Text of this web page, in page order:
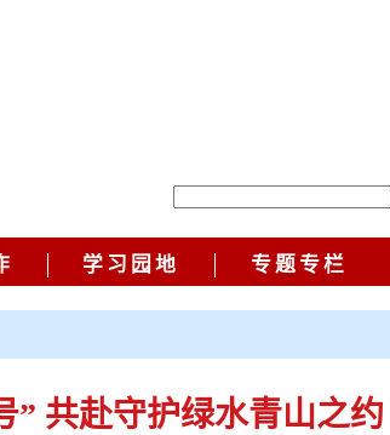
学习园地 专题专栏
” 共赴守护绿水青山之约